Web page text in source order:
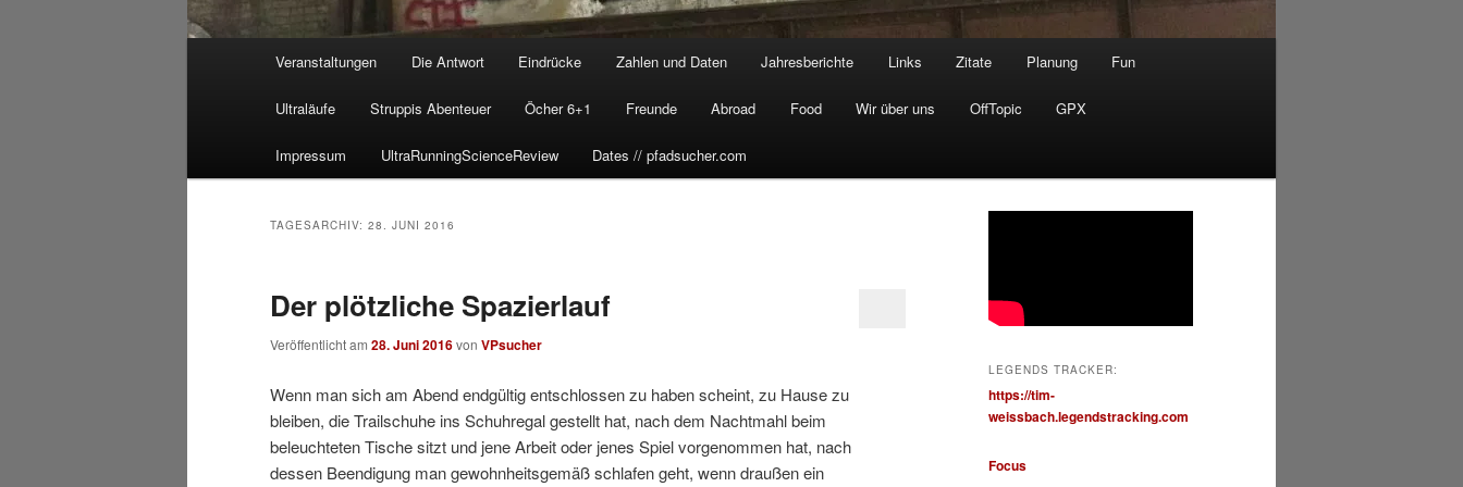
Veranstaltungen Die Antwort Eindrücke Zahlen und Daten Jahresberichte Links Zitate Planung Fun
Ultraläufe Struppis Abenteuer Öcher 6+1 Freunde Abroad Food Wir über uns OffTopic GPX
Impressum UltraRunningScienceReview Dates // pfadsucher.com
TAGESARCHIV: 28. JUNI 2016
Der plötzliche Spazierlauf
Veröffentlicht am 28. Juni 2016von VPsucher
Wenn man sich am Abend endgültig entschlossen zu haben scheint, zu Hause zu
bleiben, die Trailschuhe ins Schuhregal gestellt hat, nach dem Nachtmahl beim
beleuchteten Tische sitzt und jene Arbeit oder jenes Spiel vorgenommen hat, nach
dessen Beendigung man gewohnheitsgemäß schlafen geht, wenn draußen ein
LEGENDS TRACKER:
https://tim-
weissbach.legendstracking.com
Focus